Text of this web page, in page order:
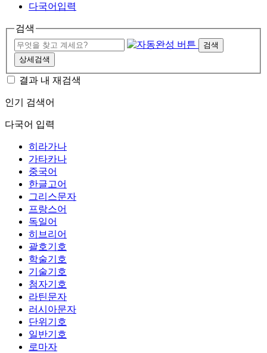
다국어입력
검색
검색
상세검색
결과 내 재검색
인기 검색어
다국어 입력
히라가나
가타카나
중국어
한글고어
그리스문자
프랑스어
독일어
히브리어
괄호기호
학술기호
기술기호
첨자기호
라틴문자
러시아문자
단위기호
일반기호
로마자